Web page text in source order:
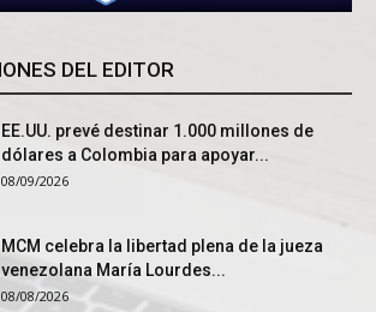
DEL EDITOR
EE.UU. prevé destinar 1.000 millones de
dólares a Colombia para apoyar...
08/09/2026
MCM celebra la libertad plena de la jueza
venezolana María Lourdes...
08/08/2026